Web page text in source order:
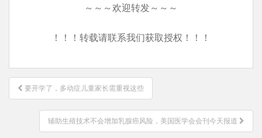
～～～欢迎转发～～～
！！！转载请联系我们获取授权！！！
文
章
要开学了，多动症儿童家长需重视这些
辅助生殖技术不会增加乳腺癌风险，美国医学会会刊今天报道